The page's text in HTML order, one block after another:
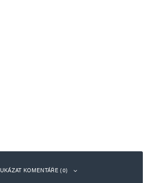
UKÁZAT KOMENTÁŘE (0)